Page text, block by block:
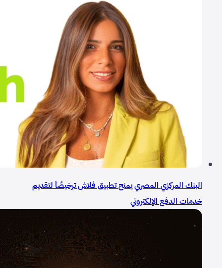
البنك المركزي المصري يمنح تطبيق فلاش ترخيصًأ لتقديم
خدمات الدفع الإلكتروني